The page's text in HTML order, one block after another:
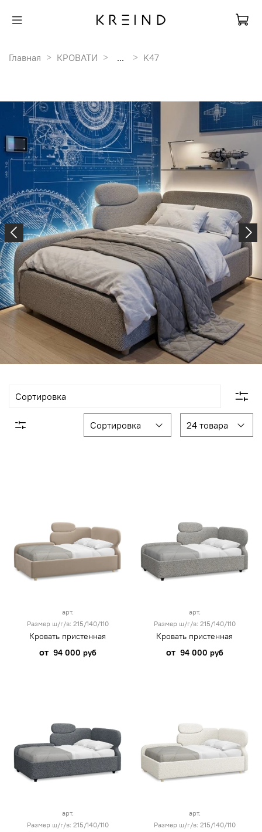
Главная КРОВАТИ ... K47
арт.
Размер ш/г/в: 215/140/110
Кровать пристенная
от 94 000 руб
арт.
Размер ш/г/в: 215/140/110
Кровать пристенная
от 94 000 руб
арт.
Размер ш/г/в: 215/140/110
арт.
Размер ш/г/в: 215/140/110